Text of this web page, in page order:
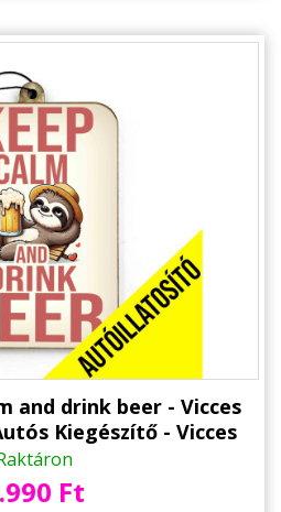
and drink beer - Vicces
Kiegészítő - Vicces
Ft